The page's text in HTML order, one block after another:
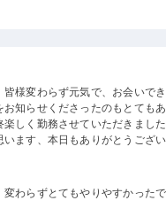
様変わらず元気で、お会いで
知らせくださったのもとても
しく勤務させていただきまし
ます、本日もありがとうござ
わらずとてもやりやすかった